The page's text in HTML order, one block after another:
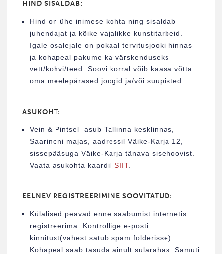
HIND SISALDAB:
Hind on ühe inimese kohta ning sisaldab
juhendajat ja kõike vajalikke kunstitarbeid.
Igale osalejale on pokaal tervitusjooki hinnas
ja kohapeal pakume ka värskenduseks
vett/kohvi/teed. Soovi korral võib kaasa võtta
oma meelepärased joogid ja/või suupisted.
ASUKOHT:
Vein & Pintsel asub Tallinna kesklinnas,
Saarineni majas, aadressil Väike-Karja 12,
sissepääsuga Väike-Karja tänava sisehoovist.
Vaata asukohta kaardil SIIT.
EELNEV REGISTREERIMINE SOOVITATUD:
Külalised peavad enne saabumist internetis
registreerima. Kontrollige e-posti
kinnitust(vahest satub spam folderisse).
Kohapeal saab tasuda ainult sularahas. Samuti